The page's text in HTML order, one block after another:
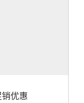
优惠